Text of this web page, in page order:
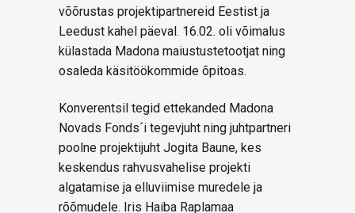
võõrustas projektipartnereid Eestist ja
Leedust kahel päeval. 16.02. oli võimalus
külastada Madona maiustustetootjat ning
osaleda käsitöökommide õpitoas.
Konverentsil tegid ettekanded Madona
Novads Fonds´i tegevjuht ning juhtpartneri
poolne projektijuht Jogita Baune, kes
keskendus rahvusvahelise projekti
algatamise ja elluviimise muredele ja
rõõmudele. Iris Haiba Raplamaa